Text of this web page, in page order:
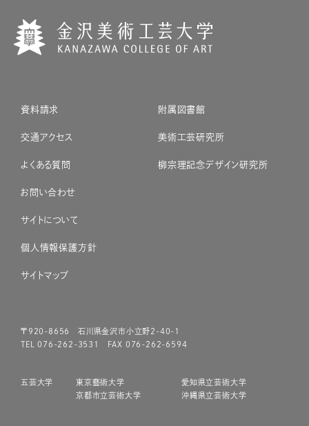
資料請求
交通アクセス
よくある質問
お問い合わせ
サイトについて
個人情報保護方針
サイトマップ
附属図書館
美術工芸研究所
柳宗理記念デザイン研究所
〒920-8656 石川県金沢市小立野2-40-1
TEL 076-262-3531 FAX 076-262-6594
五芸大学 東京藝術大学
愛知県立芸術大学
京都市立芸術大学
沖縄県立芸術大学